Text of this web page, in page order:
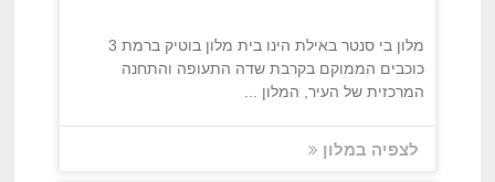
מלון בי סנטר באילת הינו בית מלון בוטיק ברמת 3
כוכבים הממוקם בקרבת שדה התעופה והתחנה
המרכזית של העיר, המלון ...
לצפיה במלון